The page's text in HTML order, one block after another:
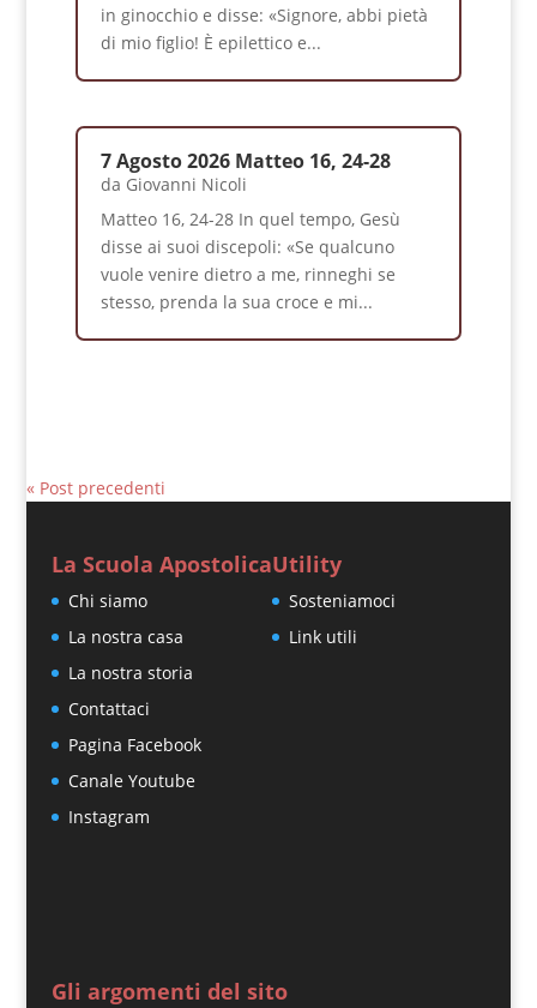
in ginocchio e disse: «Signore, abbi pietà
di mio figlio! È epilettico e...
7 Agosto 2026 Matteo 16, 24-28
da Giovanni Nicoli
Matteo 16, 24-28 In quel tempo, Gesù
disse ai suoi discepoli: «Se qualcuno
vuole venire dietro a me, rinneghi se
stesso, prenda la sua croce e mi...
« Post precedenti
La Scuola Apostolica
Chi siamo
La nostra casa
La nostra storia
Contattaci
Pagina Facebook
Canale Youtube
Instagram
Utility
Sosteniamoci
Link utili
Gli argomenti del sito